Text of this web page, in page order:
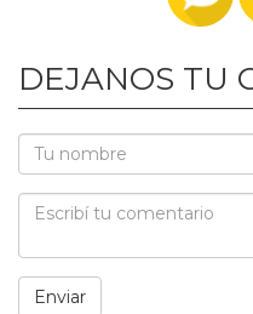
DEJANOS TU